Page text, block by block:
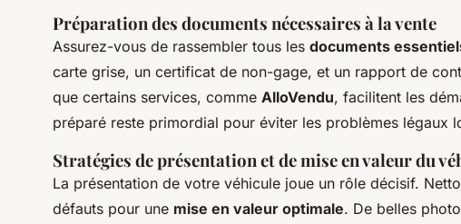
Préparation des documents nécessaires à la vente
Assurez-vous de rassembler tous les documents
carte grise, un certificat de non-gage, et un rapport de
que certains services, comme AlloVendu, facilitent les
préparé reste primordial pour éviter les problèmes légaux
Stratégies de présentation et de mise en valeur du
La présentation de votre véhicule joue un rôle décisif.
défauts pour une mise en valeur optimale. De belles